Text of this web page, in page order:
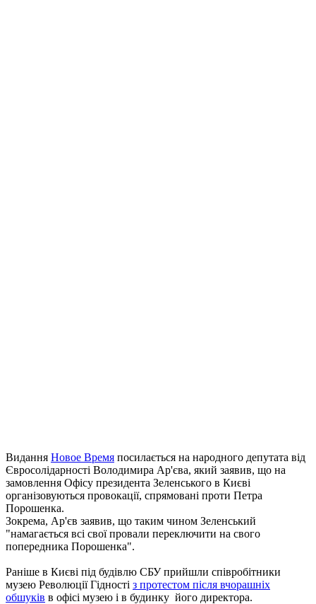
Видання Новое Время посилається на народного депутата від
Євросолідарності Володимира Ар'єва, який заявив, що на
замовлення Офісу президента Зеленського в Києві
організовуються провокації, спрямовані проти Петра
Порошенка.
Зокрема, Ар'єв заявив, що таким чином Зеленський
"намагається всі свої провали переключити на свого
попередника Порошенка".
Раніше в Києві під будівлю СБУ прийшли співробітники
музею Революції Гідності з протестом після вчорашніх
обшуків в офісі музею і в будинку його директора.